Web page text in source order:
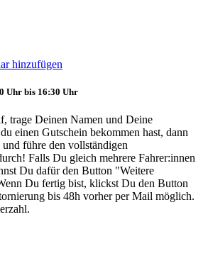
hinzufügen
Uhr bis 16:30 Uhr
trage Deinen Namen und Deine
einen Gutschein bekommen hast, dann
führe den vollständigen
Falls Du gleich mehrere Fahrer:innen
Du dafür den Button "Weitere
Du fertig bist, klickst Du den Button
bis 48h vorher per Mail möglich.